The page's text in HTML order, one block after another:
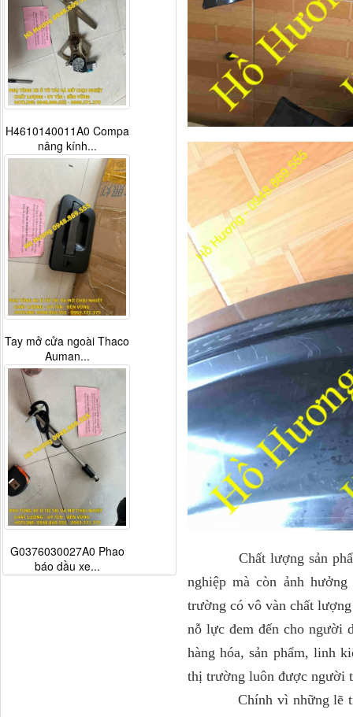
Chất lượng sản phẩm
nghiệp mà còn ảnh
trường có vô vàn chất
nỗ lực đem đến cho người
hàng hóa, sản phẩm, linh
thị trường luôn được người
Chính vì những lẽ trên
H4610140011A0 Compa
nâng kính...
Tay mở cửa ngoài Thaco
Auman...
G0376030027A0 Phao
báo dầu xe...